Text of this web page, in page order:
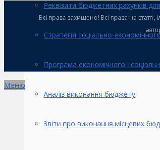
Реквізити бюджетних рахунків
Стратегія соціально-
Програма економічного і
Аналіз виконання бюджету
Звіти про виконання місцевих
Всі права захищено! Всі права на
Меню